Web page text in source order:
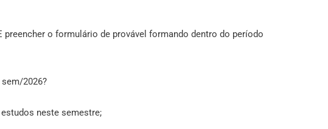
preencher o formulário de provável formando dentro do período
2026?
neste semestre;